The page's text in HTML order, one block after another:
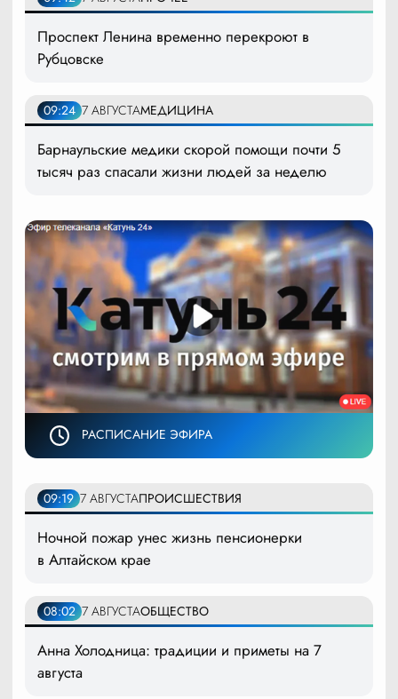
Проспект Ленина временно перекроют в
Рубцовске
09:24 7 АВГУСТАМЕДИЦИНА
Барнаульские медики скорой помощи почти 5
тысяч раз спасали жизни людей за неделю
РАСПИСАНИЕ ЭФИРА
09:19 7 АВГУСТАПРОИСШЕСТВИЯ
Ночной пожар унес жизнь пенсионерки
в Алтайском крае
08:02 7 АВГУСТАОБЩЕСТВО
Анна Холодница: традиции и приметы на 7
августа